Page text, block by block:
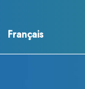
Français